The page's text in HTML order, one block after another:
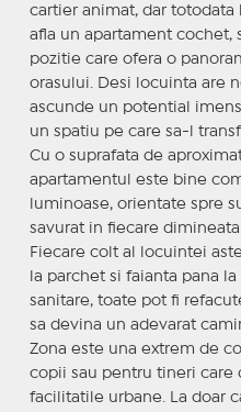
cartier animat, dar totodata
afla un apartament cochet,
pozitie care ofera o
orasului. Desi locuinta are
ascunde un potential
un spatiu pe care sa-l
Cu o suprafata de
apartamentul este bine
luminoase, orientate spre
savurat in fiecare
Fiecare colt al locuintei
la parchet si faianta pana
sanitare, toate pot fi
sa devina un adevarat
Zona este una extrem de
copii sau pentru tineri care
facilitatile urbane. La doar